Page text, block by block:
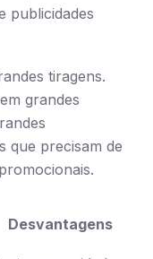
publicidades
tiragens.
grandes
que precisam de
Desvantagens